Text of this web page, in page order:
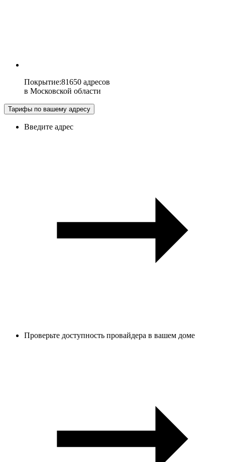
Покрытие:81650 адресов
в Московской области
Тарифы по вашему адресу
Введите адрес
Проверьте доступность провайдера в вашем доме